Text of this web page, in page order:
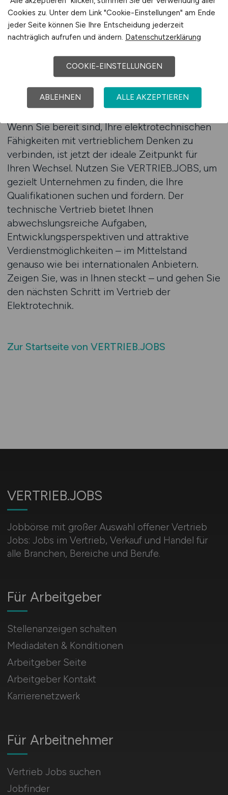
Zum Jobfinder
Jetzt den nächsten
Karriereschritt im technischen
Vertrieb machen
Wenn Sie bereit sind, Ihre elektrotechnischen
Fähigkeiten mit vertrieblichem Denken zu
verbinden, ist jetzt der ideale Zeitpunkt für
Ihren Wechsel. Nutzen Sie VERTRIEB.JOBS, um
gezielt Unternehmen zu finden, die Ihre
Qualifikationen suchen und fördern. Der
technische Vertrieb bietet Ihnen
abwechslungsreiche Aufgaben,
Entwicklungsperspektiven und attraktive
Verdienstmöglichkeiten – im Mittelstand
genauso wie bei internationalen Anbietern.
Zeigen Sie, was in Ihnen steckt – und gehen Sie
den nächsten Schritt im Vertrieb der
Elektrotechnik.
Zur Startseite von VERTRIEB.JOBS
VERTRIEB.JOBS
Jobbörse mit großer Auswahl offener Vertrieb
Jobs: Jobs im Vertrieb, Verkauf und Handel für
alle Branchen, Bereiche und Berufe.
Für Arbeitnehmer
Vertrieb Jobs suchen
Jobfinder
Für Arbeitgeber
Stellenanzeigen schalten
Mediadaten & Konditionen
Arbeitgeber Seite
Arbeitgeber Kontakt
Karrierenetzwerk
Cookies zu. Unter dem Link "Cookie-Einstellungen" am Ende
jeder Seite können Sie Ihre Entscheidung jederzeit
nachträglich aufrufen und ändern. Datenschutzerklärung
COOKIE-EINSTELLUNGEN
ABLEHNEN ALLE AKZEPTIEREN